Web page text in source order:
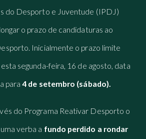
do Desporto e Juventude (IPDJ)
o prazo de candidaturas ao
Inicialmente o prazo limite
segunda-feira, 16 de agosto, data
para4 de setembro (sábado).
do Programa Reativar Desporto o
verba a fundo perdido a rondar